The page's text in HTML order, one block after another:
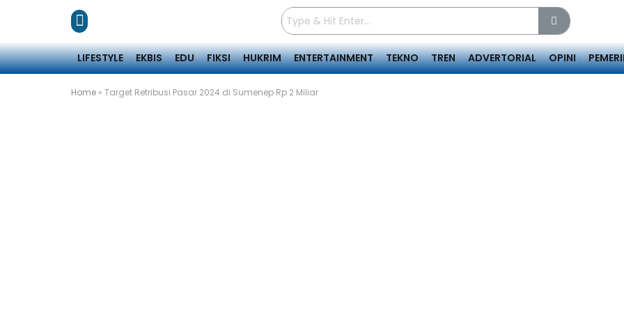
LIFESTYLE EKBIS EDU FIKSI HUKRIM ENTERTAINMENT TEKNO TREN ADVERTORIAL OPINI
Home » Target Retribusi Pasar 2024 di Sumenep Rp 2 Miliar